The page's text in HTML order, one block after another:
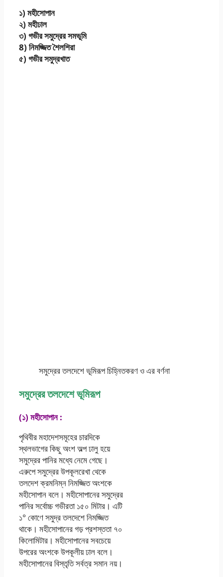
১) মহীসোপান
২) মহীঢাল
৩) গভীর সমুদ্রের সমভূমি
8) নিমজ্জিত শৈলশিরা
৫) গভীর সমুদ্রখাত
সমুদ্রের তলদেশে ভূমিরূপ চিহ্নিতকরণ ও এর বর্ণনা
সমুদ্রের তলদেশে ভূমিরূপ
(১) মহীসোপান :
পৃথিবীর মহাদেশসমূহের চারদিকে
স্থলভাগের কিছু অংশ অল্প ঢালু হয়ে
সমুদ্রের পানির মধ্যে নেমে গেছে।
এরুপে সমুদ্রের উপকূলরেখা থেকে
তলদেশ ক্রমনিম্ন নিমজ্জিত অংশকে
মহীসোপান বলে। মহীসোপানের সমুদ্রের
পানির সর্বোচ্চ গভীরতা ১৫০ মিটার। এটি
১° কোণে সমুদ্র তলদেশে নিমজ্জিত
থাকে। মহীসোপানের গড় প্রশস্ততা ৭০
কিলোমিটার। মহীসোপানের সবচেয়ে
উপরের অংশকে উপকূলীয় ঢাল বলে।
মহীসোপানের বিস্তৃতি সর্বত্র সমান নয়।